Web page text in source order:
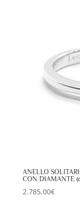
ANELLO
CON DIAMANTE
2.785,00€